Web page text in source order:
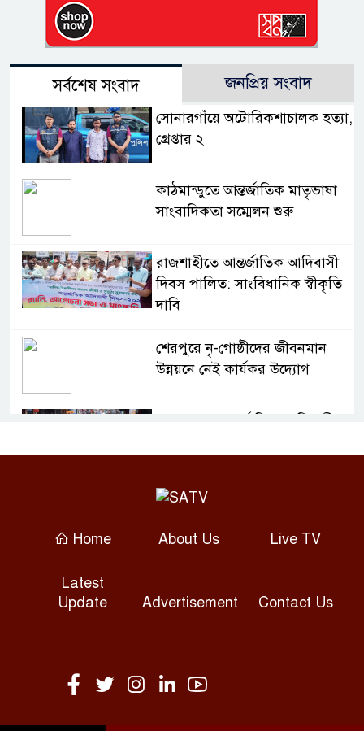
সর্বশেষ সংবাদ জনপ্রিয় সংবাদ
সোনারগাঁয়ে অটোরিকশাচালক হত্যা,
গ্রেপ্তার ২
কাঠমান্ডুতে আন্তর্জাতিক মাতৃভাষা
সাংবাদিকতা সম্মেলন শুরু
রাজশাহীতে আন্তর্জাতিক আদিবাসী
দিবস পালিত: সাংবিধানিক স্বীকৃতি
দাবি
শেরপুরে নৃ-গোষ্ঠীদের জীবনমান
উন্নয়নে নেই কার্যকর উদ্যোগ
অসুস্থ রাবি শিক্ষার্থীকে এয়ার
Home About Us Live TV
Latest
Update
Advertisement Contact Us